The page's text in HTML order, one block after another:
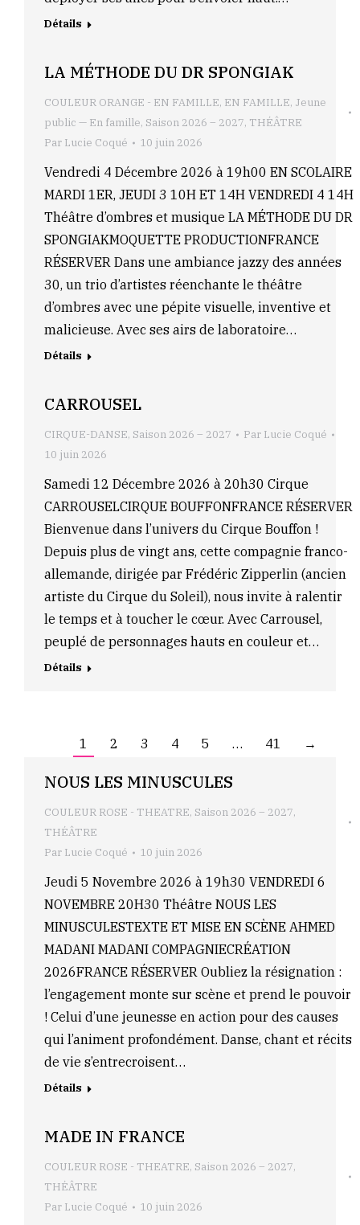
Détails
LA MÉTHODE DU DR SPONGIAK
COULEUR ORANGE - EN FAMILLE, EN FAMILLE, Jeune
public — En famille, Saison 2026 – 2027, THÉÂTRE
Par Lucie Coqué 10 juin 2026
Vendredi 4 Décembre 2026 à 19h00 EN SCOLAIRE
MARDI 1ER, JEUDI 3 10H ET 14H VENDREDI 4 14H
Théâtre d’ombres et musique LA MÉTHODE DU DR
SPONGIAKMOQUETTE PRODUCTIONFRANCE
RÉSERVER Dans une ambiance jazzy des années
30, un trio d’artistes réenchante le théâtre
d’ombres avec une pépite visuelle, inventive et
malicieuse. Avec ses airs de laboratoire…
Détails
CARROUSEL
CIRQUE-DANSE, Saison 2026 – 2027 Par Lucie Coqué
10 juin 2026
Samedi 12 Décembre 2026 à 20h30 Cirque
CARROUSELCIRQUE BOUFFONFRANCE RÉSERVER
Bienvenue dans l’univers du Cirque Bouffon !
Depuis plus de vingt ans, cette compagnie franco-
allemande, dirigée par Frédéric Zipperlin (ancien
artiste du Cirque du Soleil), nous invite à ralentir
le temps et à toucher le cœur. Avec Carrousel,
peuplé de personnages hauts en couleur et…
Détails
1 2 3 4 5 … 41 →
NOUS LES MINUSCULES
COULEUR ROSE - THEATRE, Saison 2026 – 2027,
THÉÂTRE
Par Lucie Coqué 10 juin 2026
Jeudi 5 Novembre 2026 à 19h30 VENDREDI 6
NOVEMBRE 20H30 Théâtre NOUS LES
MINUSCULESTEXTE ET MISE EN SCÈNE AHMED
MADANI MADANI COMPAGNIECRÉATION
2026FRANCE RÉSERVER Oubliez la résignation :
l’engagement monte sur scène et prend le pouvoir
! Celui d’une jeunesse en action pour des causes
qui l’animent profondément. Danse, chant et récits
de vie s’entrecroisent…
Détails
MADE IN FRANCE
COULEUR ROSE - THEATRE, Saison 2026 – 2027,
THÉÂTRE
Par Lucie Coqué 10 juin 2026